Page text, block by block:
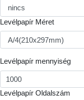
Levélpapír Méret
Levélpapír mennyiség
Levélpapír Oldalszám